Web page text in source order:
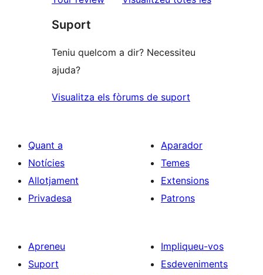
estrelles
Suport
Teniu quelcom a dir? Necessiteu
ajuda?
Visualitza els fòrums de suport
Quant a
Notícies
Allotjament
Privadesa
Aparador
Temes
Extensions
Patrons
Apreneu
Suport
Impliqueu-vos
Esdeveniments